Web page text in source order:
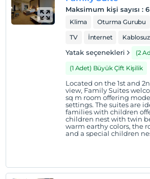
Çocuklar
2 yaşına kadar olan bebekler
Maksimum kişi sayısı : 6
Klima Oturma Gurubu
TV
İnternet
Yatak seçenekleri
(2
(1 Adet) Büyük Çift Kişilik
Located on the 1st and
view, Family Suites
sq m room offering
settings. The suites are
families with children
children nest with twin
warm earthy colors, the
and a special children
include a kitchen
four, large cabinet,
living area with flat-
people and bathroom